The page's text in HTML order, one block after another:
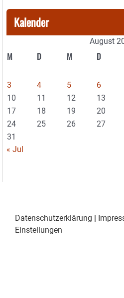
Kalender
August
M D M D
3
4 5 6
10
11 12 13
17
18 19 20
24
25 26 27
31
« Jul
Datenschutzerklärung
Einstellungen